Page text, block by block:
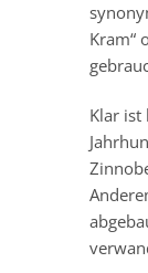
Kram“
Klar ist